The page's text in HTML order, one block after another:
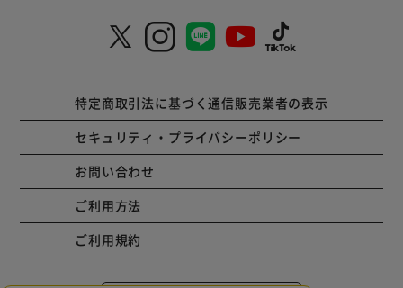
特定商取引法に基づく通信販売業者の表示
セキュリティ・プライバシーポリシー
お問い合わせ
ご利用方法
ご利用規約